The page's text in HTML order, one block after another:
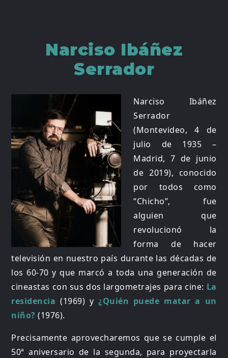
Narciso Ibáñez
Serrador
Narciso Ibáñez
Serrador
(Montevideo, 4 de
julio de 1935 –
Madrid, 7 de junio
de 2019), conocido
por todos como
“Chicho”, fue
alguien que
revolucionó la
forma de hacer
televisión en nuestro país durante las décadas de
los 60-70 y que marcó a toda una generación de
cineastas con sus dos largometrajes para cine: La
residencia (1969) y¿Quién puede matar a un
niño? (1976).
Precisamente aprovecharemos que se cumple el
50ª aniversario de la segunda, para proyectarla